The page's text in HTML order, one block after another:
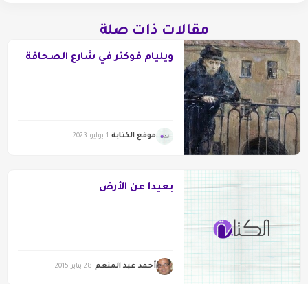
مقالات ذات صلة
ويليام فوكنر في شارع الصحافة
موقع الكتابة 1 يوليو 2023
بعيدا عن الأرض
أحمد عبد المنعم 28 يناير 2015